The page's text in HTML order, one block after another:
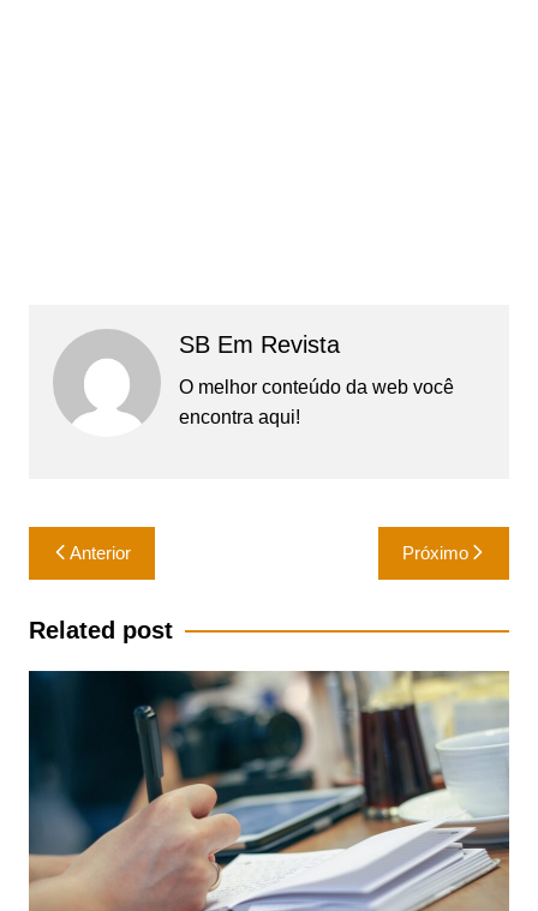
SB Em Revista
O melhor conteúdo da web você
encontra aqui!
Navegação
de
Post
Anterior Próximo
Related post